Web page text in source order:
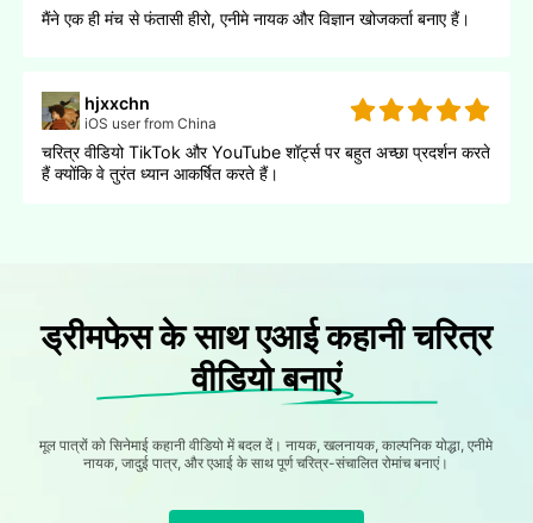
मैंने एक ही मंच से फंतासी हीरो, एनीमे नायक और विज्ञान खोजकर्ता बनाए हैं।
hjxxchn
iOS user from China
चरित्र वीडियो TikTok और YouTube शॉर्ट्स पर बहुत अच्छा प्रदर्शन करते
हैं क्योंकि वे तुरंत ध्यान आकर्षित करते हैं।
ड्रीमफेस के साथ एआई कहानी चरित्र
वीडियो बनाएं
मूल पात्रों को सिनेमाई कहानी वीडियो में बदल दें। नायक, खलनायक, काल्पनिक योद्धा, एनीमे
नायक, जादुई पात्र, और एआई के साथ पूर्ण चरित्र-संचालित रोमांच बनाएं।